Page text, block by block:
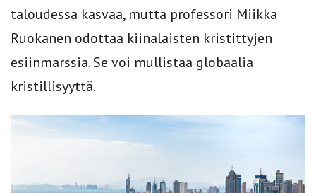
taloudessa kasvaa, mutta professori Miikka
Ruokanen odottaa kiinalaisten kristittyjen
esiinmarssia. Se voi mullistaa ­globaalia
kristillisyyttä.